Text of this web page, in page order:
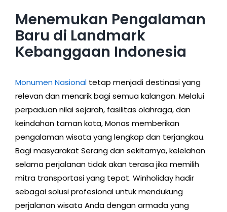
Menemukan Pengalaman
Baru di Landmark
Kebanggaan Indonesia
Monumen Nasional tetap menjadi destinasi yang
relevan dan menarik bagi semua kalangan. Melalui
perpaduan nilai sejarah, fasilitas olahraga, dan
keindahan taman kota, Monas memberikan
pengalaman wisata yang lengkap dan terjangkau.
Bagi masyarakat Serang dan sekitarnya, kelelahan
selama perjalanan tidak akan terasa jika memilih
mitra transportasi yang tepat. Winholiday hadir
sebagai solusi profesional untuk mendukung
perjalanan wisata Anda dengan armada yang